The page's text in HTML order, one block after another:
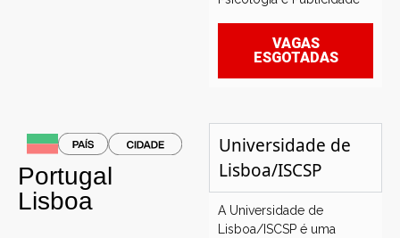
VAGAS
ESGOTADAS
Portugal
Lisboa
Universidade de
Lisboa/ISCSP
A Universidade de
Lisboa/ISCSP é uma